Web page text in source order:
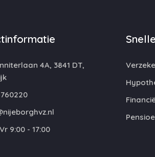
4A, 3841 DT,
9:00 - 17:00